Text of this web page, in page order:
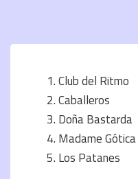
Club del Ritmo
Caballeros
Doña Bastarda
Madame Gótica
Los Patanes